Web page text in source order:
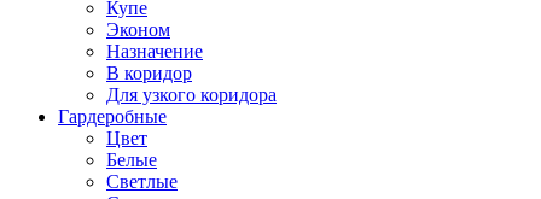
Купе
Эконом
Назначение
В коридор
Для узкого коридора
Гардеробные
Цвет
Белые
Светлые